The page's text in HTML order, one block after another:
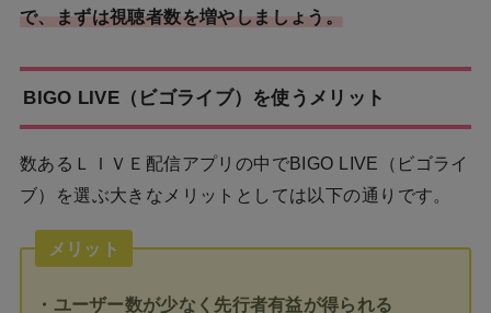
で、まずは視聴者数を増やしましょう。
BIGO LIVE（ビゴライブ）を使うメリット
数あるＬＩＶＥ配信アプリの中でBIGO LIVE（ビゴライ
ブ）を選ぶ大きなメリットとしては以下の通りです。
メリット
・ユーザー数が少なく先行者有益が得られる